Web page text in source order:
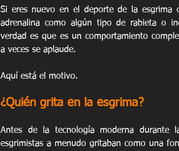
Si eres nuevo en el deporte de la esgrima
adrenalina como algún tipo de rabieta o
verdad es que es un comportamiento
a veces se aplaude.
Aquí está el motivo.
¿Quién grita en la esgrima?
Antes de la tecnología moderna durante
esgrimistas a menudo gritaban como una